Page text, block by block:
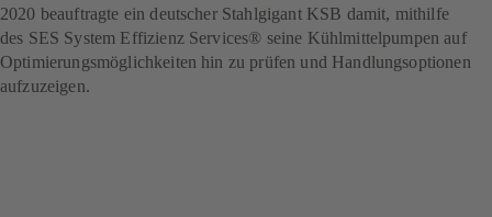
2020 beauftragte ein deutscher Stahlgigant KSB damit, mithilfe
des SES System Effizienz Services® seine Kühlmittelpumpen auf
Optimierungsmöglichkeiten hin zu prüfen und Handlungsoptionen
aufzuzeigen.